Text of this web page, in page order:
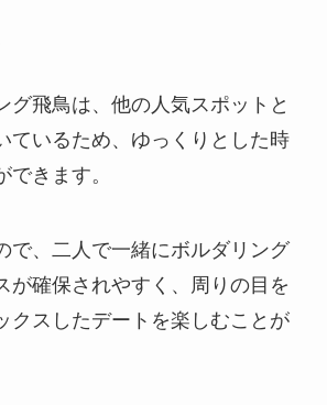
グ飛鳥は、他の人気スポットと
ているため、ゆっくりとした時
できます。
で、二人で一緒にボルダリング
が確保されやすく、周りの目を
クスしたデートを楽しむことが